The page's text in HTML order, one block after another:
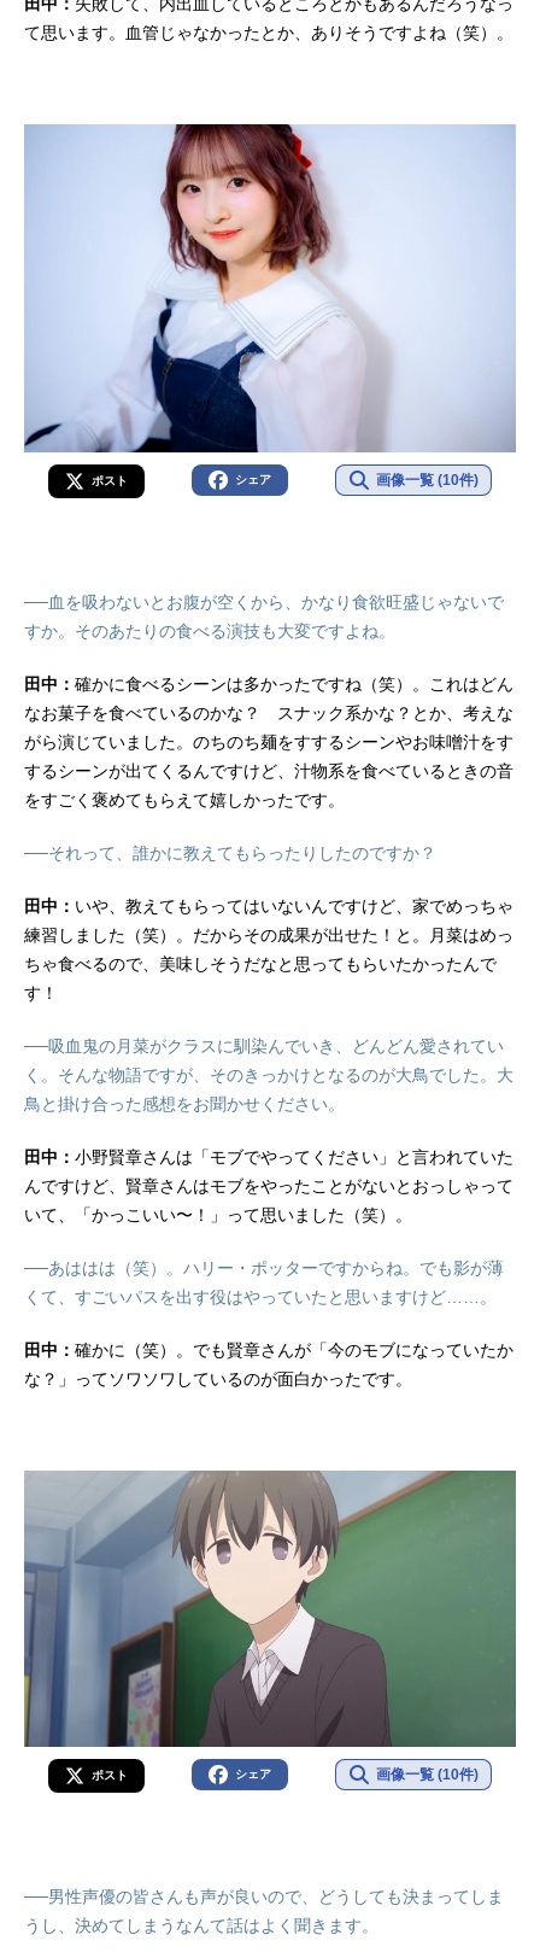
て思います。血管じゃなかったとか、ありそうですよね（笑）。
ポスト シェア 画像一覧 (10件)
──血を吸わないとお腹が空くから、かなり食欲旺盛じゃないで
すか。そのあたりの食べる演技も大変ですよね。
田中： 確かに食べるシーンは多かったですね（笑）。これはどん
なお菓子を食べているのかな？ スナック系かな？とか、考えな
がら演じていました。のちのち麺をすするシーンやお味噌汁をす
するシーンが出てくるんですけど、汁物系を食べているときの音
をすごく褒めてもらえて嬉しかったです。
──それって、誰かに教えてもらったりしたのですか？
田中： いや、教えてもらってはいないんですけど、家でめっちゃ
練習しました（笑）。だからその成果が出せた！と。月菜はめっ
ちゃ食べるので、美味しそうだなと思ってもらいたかったんで
す！
──吸血鬼の月菜がクラスに馴染んでいき、どんどん愛されてい
く。そんな物語ですが、そのきっかけとなるのが大鳥でした。大
鳥と掛け合った感想をお聞かせください。
田中： 小野賢章さんは「モブでやってください」と言われていた
んですけど、賢章さんはモブをやったことがないとおっしゃって
いて、「かっこいい〜！」って思いました（笑）。
──あははは（笑）。ハリー・ポッターですからね。でも影が薄
くて、すごいパスを出す役はやっていたと思いますけど……。
田中： 確かに（笑）。でも賢章さんが「今のモブになっていたか
な？」ってソワソワしているのが面白かったです。
ポスト シェア 画像一覧 (10件)
──男性声優の皆さんも声が良いので、どうしても決まってしま
うし、決めてしまうなんて話はよく聞きます。